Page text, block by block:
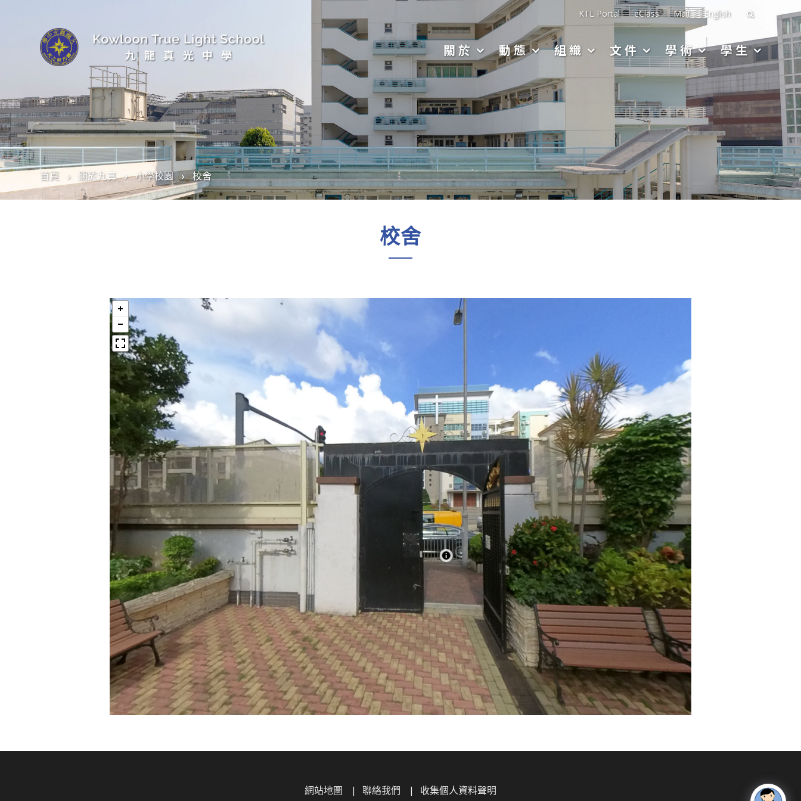
KTL Portal eClass Mail English
搜
尋
關
於：
關於 動態 組織 文件 學術 學生
首頁 關於九真 小學校園 校舍
校舍
網站地圖 聯絡我們 收集個人資料聲明